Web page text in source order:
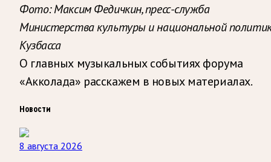
Фото: Максим Федичкин, пресс-служба
Министерства культуры и национальной
Кузбасса
О главных музыкальных событиях форума
«Акколада» расскажем в новых материалах.
Новости
8 августа 2026